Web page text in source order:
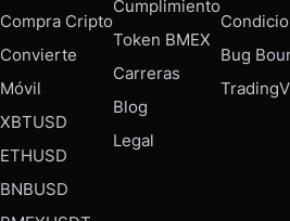
Compra Cripto
Convierte
Móvil
XBTUSD
ETHUSD
BNBUSD
Cumplimiento
Token BMEX
Carreras
Blog
Legal
Bug